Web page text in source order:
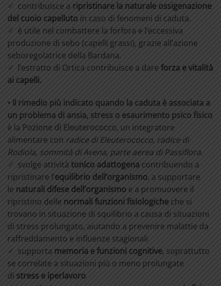
✓ contribuisce a ripristinare la naturale ossigenazione
del cuoio capelluto in caso di fenomeni di caduta.
✓ è utile nel combattere la forfora e l’eccessiva
produzione di sebo (capelli grassi), grazie all’azione
seboregolatrice della Bardana.
✓ l’estratto di Ortica contribuisce a dare forza e vitalità
ai capelli.
• Il rimedio più indicato quando la caduta è associata a
un problema di ansia, stress o esaurimento psico fisico
è la Pozione di Eleuterococco, un integratore
alimentare con radice di Eleuterococco, radice di
Rodiola, sommità di Avena, parte aerea di Passiflora.
✓ svolge attività tonico adattogena contribuendo a
ripristinare l’equilibrio dell’organismo, a supportare
le naturali difese dell’organismo e a promuovere il
ripristino delle normali funzioni fisiologiche che si
trovano in situazione di squilibrio a causa di situazioni
di stress prolungato, aiutando a prevenire malattie da
raffreddamento e influenze stagionali
✓ supporta memoria e funzioni cognitive, soprattutto
se correlate a situazioni più o meno prolungate
di stress e iperlavoro